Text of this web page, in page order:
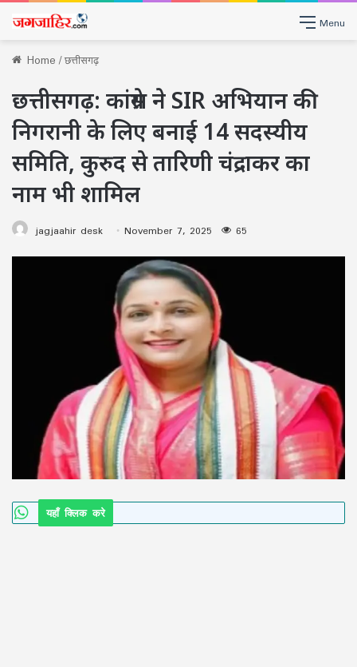
Menu
Home/छत्तीसगढ़
छत्तीसगढ़: कांग्रेस ने SIR अभियान की
निगरानी के लिए बनाई 14 सदस्यीय
समिति, कुरुद से तारिणी चंद्राकर का
नाम भी शामिल
jagjaahir desk November 7, 2025 65
यहाँ क्लिक करे